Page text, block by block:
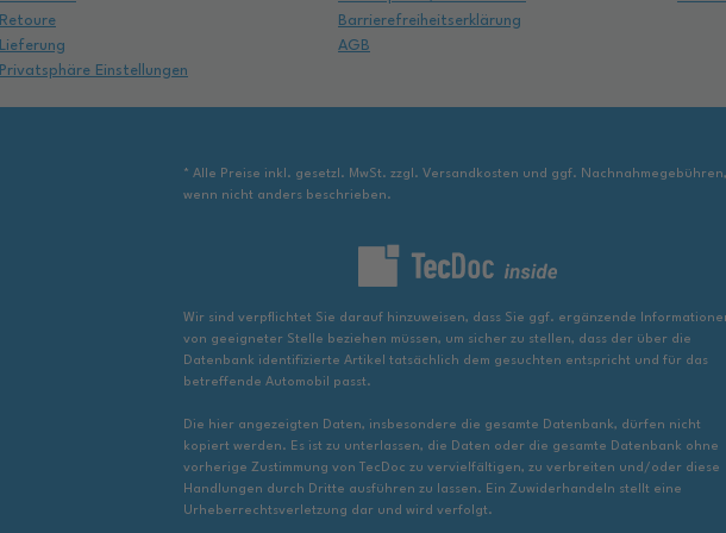
Retoure
Lieferung
Privatsphäre Einstellungen
Barrierefreiheitserklärung
AGB
* Alle Preise inkl. gesetzl. MwSt. zzgl. Versandkosten und ggf. Nachnahmegebühren,
wenn nicht anders beschrieben.
Wir sind verpflichtet Sie darauf hinzuweisen, dass Sie ggf. ergänzende
von geeigneter Stelle beziehen müssen, um sicher zu stellen, dass der über die
Datenbank identifizierte Artikel tatsächlich dem gesuchten entspricht und für das
betreffende Automobil passt.
Die hier angezeigten Daten, insbesondere die gesamte Datenbank, dürfen nicht
kopiert werden. Es ist zu unterlassen, die Daten oder die gesamte Datenbank ohne
vorherige Zustimmung von TecDoc zu vervielfältigen, zu verbreiten und/oder diese
Handlungen durch Dritte ausführen zu lassen. Ein Zuwiderhandeln stellt eine
Urheberrechtsverletzung dar und wird verfolgt.